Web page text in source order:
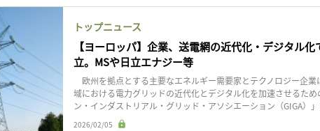
トップニュース
【ヨーロッパ】企業、送電網の近代化・デジタル化
立。MSや日立エナジー等
欧州を拠点とする主要なエネルギー需要家とテクノロジー企
域における電力グリッドの近代化とデジタル化を加速させるた
ン・インダストリアル・グリッド・アソシエーション（GIGA）
2026/02/05